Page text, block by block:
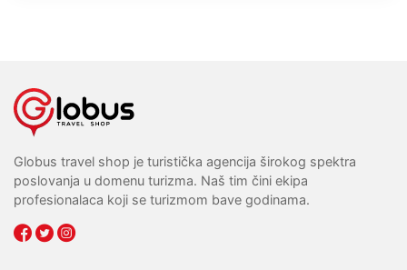
Globus travel shop je turistička agencija širokog spektra
poslovanja u domenu turizma. Naš tim čini ekipa
profesionalaca koji se turizmom bave godinama.